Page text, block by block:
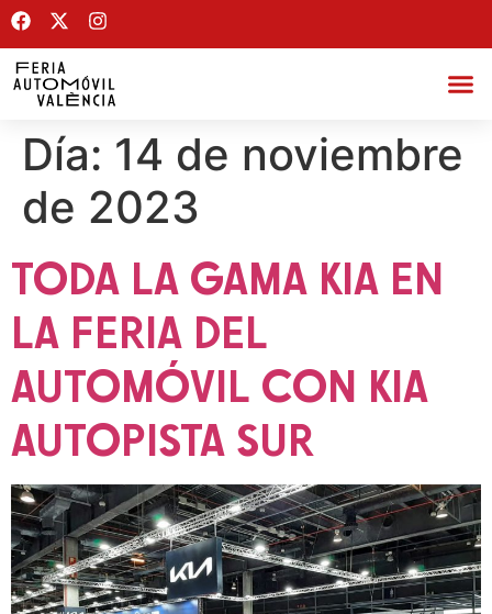
Día: 14 de noviembre
de 2023
TODA LA GAMA KIA EN
LA FERIA DEL
AUTOMÓVIL CON KIA
AUTOPISTA SUR